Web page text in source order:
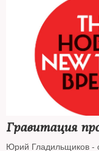
Гравитация
Юрий Гладильщиков -